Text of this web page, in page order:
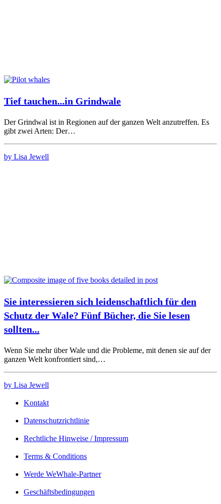
Tief tauchen...in Grindwale
Der Grindwal ist in Regionen auf der ganzen Welt anzutreffen. Es
gibt zwei Arten: Der…
by Lisa Jewell
Sie interessieren sich leidenschaftlich für den
Schutz der Wale? Fünf Bücher, die Sie lesen
sollten...
Wenn Sie mehr über Wale und die Probleme, mit denen sie auf der
ganzen Welt konfrontiert sind,…
by Lisa Jewell
Kontakt
Datenschutzrichtlinie
Rechtliche Hinweise / Impressum
Terms & Conditions
Werde WeWhale-Partner
Geschäftsbedingungen